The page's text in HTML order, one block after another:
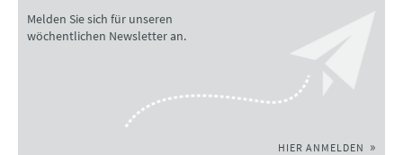
Melden Sie sich für unseren
wöchentlichen Newsletter an.
HIER ANMELDEN